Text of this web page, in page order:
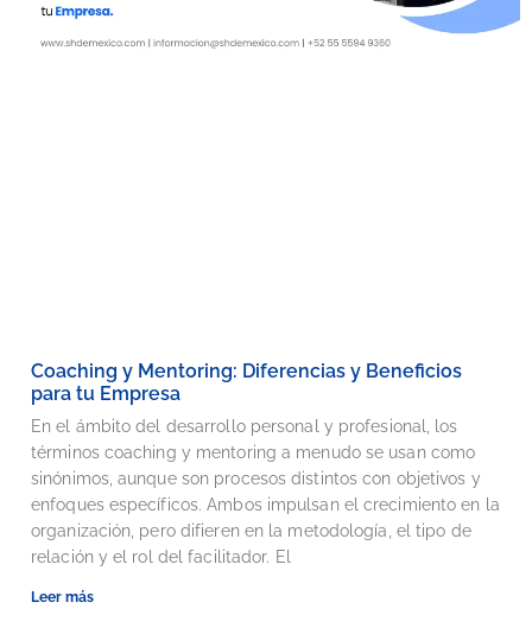
Coaching y Mentoring: Diferencias y Beneficios
para tu Empresa
En el ámbito del desarrollo personal y profesional, los
términos coaching y mentoring a menudo se usan como
sinónimos, aunque son procesos distintos con objetivos y
enfoques específicos. Ambos impulsan el crecimiento en la
organización, pero difieren en la metodología, el tipo de
relación y el rol del facilitador. El
Leer más